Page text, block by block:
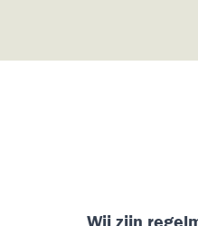
Wij zijn